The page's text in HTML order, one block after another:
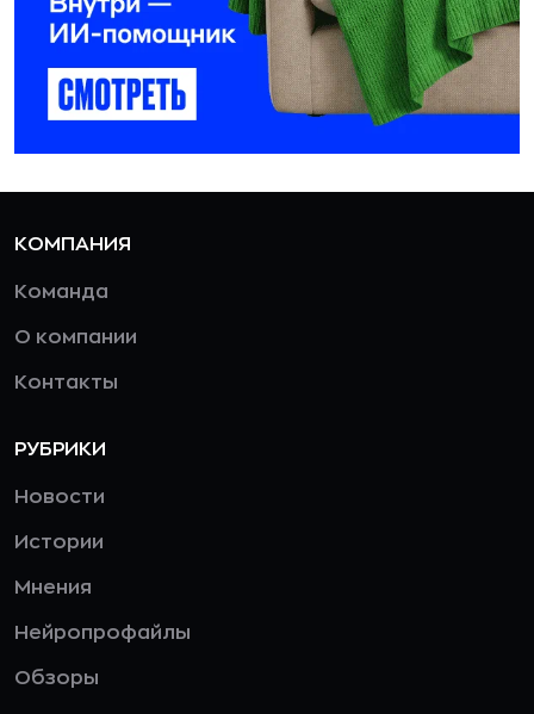
КОМПАНИЯ
Команда
О компании
Контакты
РУБРИКИ
Новости
Истории
Мнения
Нейропрофайлы
Обзоры